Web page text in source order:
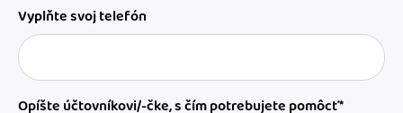
Vyplňte svoj telefón
Opíšte účtovníkovi/-čke, s čím potrebujete pomôcť*